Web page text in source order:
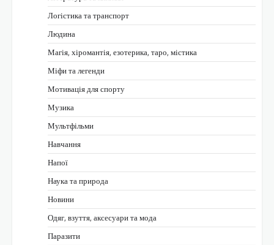
Логістика та транспорт
Людина
Магія, хіромантія, езотерика, таро, містика
Міфи та легенди
Мотивація для спорту
Музика
Мультфільми
Навчання
Напої
Наука та природа
Новини
Одяг, взуття, аксесуари та мода
Паразити